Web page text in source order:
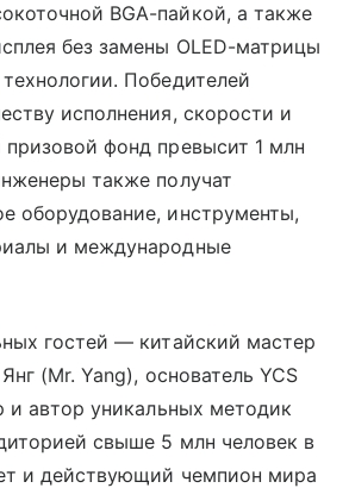
BGA-пайкой, а также
без замены OLED-матрицы
Победителей
исполнения, скорости и
фонд превысит 1 млн
также получат
оборудование, инструменты,
и международные
гостей — китайский мастер
(Mr. Yang), основатель YCS
и автор уникальных методик
свыше 5 млн человек в
и действующий чемпион мира